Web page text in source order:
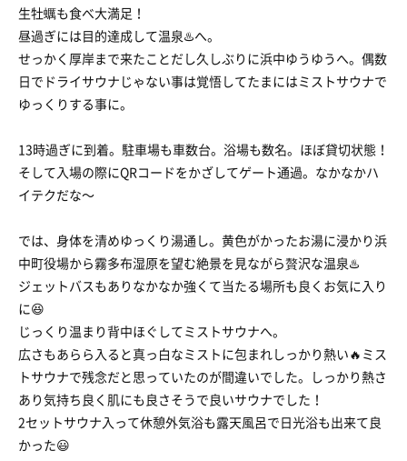
生牡蠣も食べ大満足！
昼過ぎには目的達成して温泉♨️へ。
せっかく厚岸まで来たことだし久しぶりに浜中ゆうゆうへ。偶数
日でドライサウナじゃない事は覚悟してたまにはミストサウナで
ゆっくりする事に。
13時過ぎに到着。駐車場も車数台。浴場も数名。ほぼ貸切状態！
そして入場の際にQRコードをかざしてゲート通過。なかなかハ
イテクだな〜
では、身体を清めゆっくり湯通し。黄色がかったお湯に浸かり浜
中町役場から霧多布湿原を望む絶景を見ながら贅沢な温泉♨️
ジェットバスもありなかなか強くて当たる場所も良くお気に入り
に😆
じっくり温まり背中ほぐしてミストサウナへ。
広さもあらら入ると真っ白なミストに包まれしっかり熱い🔥ミス
トサウナで残念だと思っていたのが間違いでした。しっかり熱さ
あり気持ち良く肌にも良さそうで良いサウナでした！
2セットサウナ入って休憩外気浴も露天風呂で日光浴も出来て良
かった😃